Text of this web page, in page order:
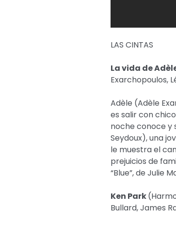
LAS CINTAS
La vida de
Exarchopoulos,
Adèle (Adèle
es salir con
noche conoce y
Seydoux), una
le muestra el
prejuicios de
“Blue”, de Julie
Ken Park
Bullard, James